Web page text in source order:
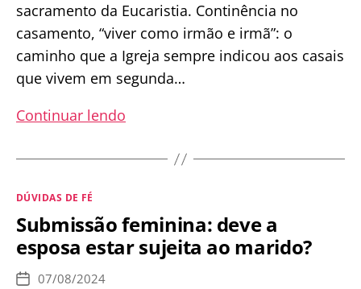
sacramento da Eucaristia. Continência no
casamento, “viver como irmão e irmã”: o
caminho que a Igreja sempre indicou aos casais
que vivem em segunda…
Continuar lendo
a
pais
viveram
Categorias
DÚVIDAS DE FÉ
Submissão feminina: deve a
esposa estar sujeita ao marido?
Data07/08/2024